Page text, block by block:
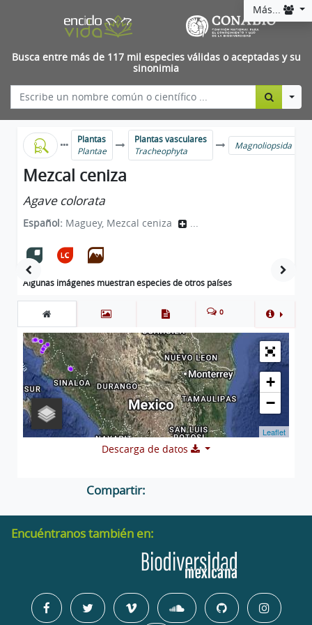
Más...
Busca entre más de 117 mil especies válidas o aceptadas y su
sinonimia
Plantas
Plantae
Plantas vasculares
Tracheophyta
Magnoliopsida
Mezcal ceniza
Agave colorata
Español: Maguey, Mezcal ceniza ...
Algunas imágenes muestran especies de otros países
0
+
−
Leaflet
Descarga de datos
Compartir:
Encuéntranos también en: